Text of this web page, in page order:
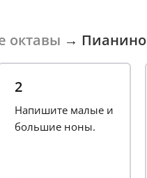
октавы → Пианино
2
Напишите малые и
большие ноны.